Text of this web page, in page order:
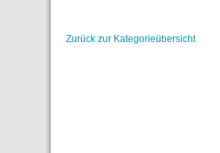
Zurück zur Kategorieübersicht